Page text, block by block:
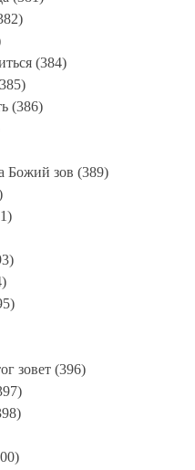
(384)
(386)
Божий зов (389)
зовет (396)